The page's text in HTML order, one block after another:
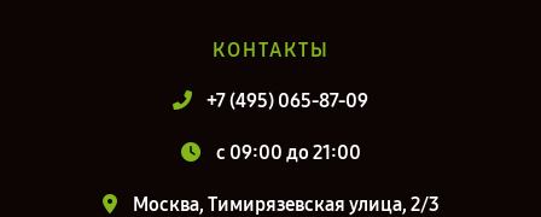
КОНТАКТЫ
+7 (495) 065-87-09
c 09:00 до 21:00
Москва, Тимирязевская улица, 2/3